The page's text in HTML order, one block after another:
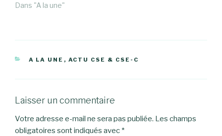
Dans "A la une"
CATÉGORIES
A LA UNE , ACTU CSE & CSE-C
Laisser un commentaire
Votre adresse e-mail ne sera pas publiée. Les champs
obligatoires sont indiqués avec *